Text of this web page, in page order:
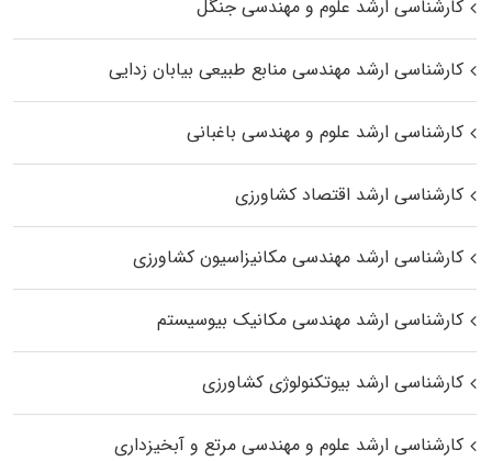
کارشناسی ارشد علوم و مهندسی جنگل
کارشناسی ارشد مهندسی منابع طبیعی بیابان زدایی
کارشناسی ارشد علوم و مهندسی باغبانی
کارشناسی ارشد اقتصاد کشاورزی
کارشناسی ارشد مهندسی مکانیزاسیون کشاورزی
کارشناسی ارشد مهندسی مکانیک بیوسیستم
کارشناسی ارشد بیوتکنولوژی کشاورزی
کارشناسی ارشد علوم و مهندسی مرتع و آبخیزداری